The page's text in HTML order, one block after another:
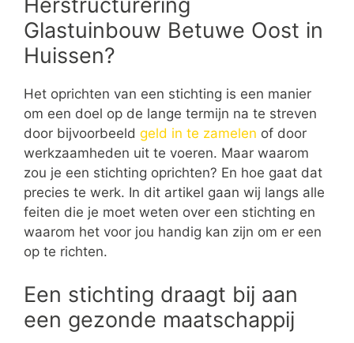
Herstructurering
Glastuinbouw Betuwe Oost in
Huissen?
Het oprichten van een stichting is een manier
om een doel op de lange termijn na te streven
door bijvoorbeeld geld in te zamelen of door
werkzaamheden uit te voeren. Maar waarom
zou je een stichting oprichten? En hoe gaat dat
precies te werk. In dit artikel gaan wij langs alle
feiten die je moet weten over een stichting en
waarom het voor jou handig kan zijn om er een
op te richten.
Een stichting draagt bij aan
een gezonde maatschappij